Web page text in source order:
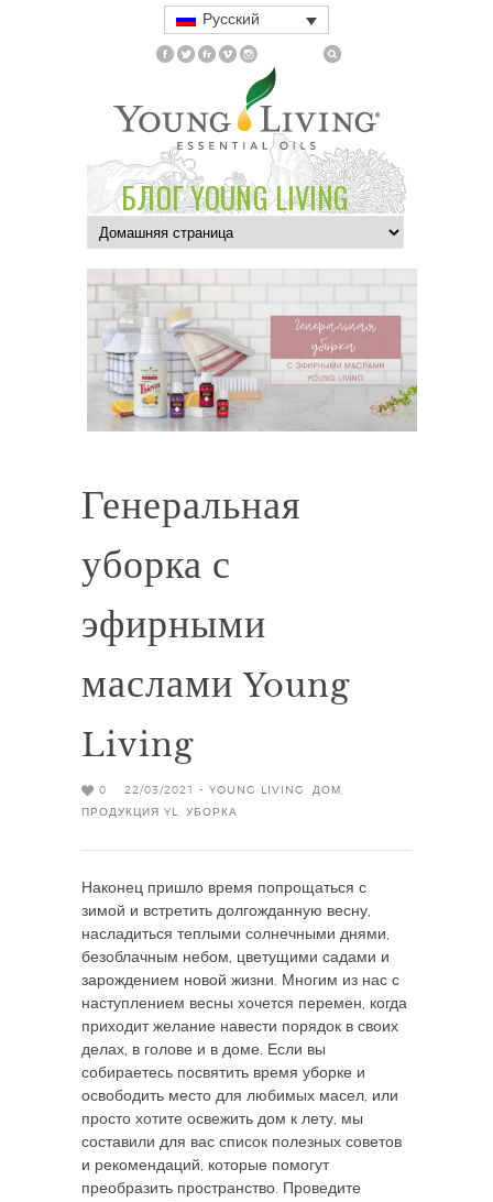
Русский
БЛОГ YOUNG LIVING
Генеральная
уборка с
эфирными
маслами Young
Living
0 22/03/2021 - YOUNG LIVING ДОМ
ПРОДУКЦИЯ YL
УБОРКА
Наконец пришло время попрощаться с
зимой и встретить долгожданную весну,
насладиться теплыми солнечными днями,
безоблачным небом, цветущими садами и
зарождением новой жизни. Многим из нас с
наступлением весны хочется перемен, когда
приходит желание навести порядок в своих
делах, в голове и в доме. Если вы
собираетесь посвятить время уборке и
освободить место для любимых масел, или
просто хотите освежить дом к лету, мы
составили для вас список полезных советов
и рекомендаций, которые помогут
преобразить пространство. Проведите